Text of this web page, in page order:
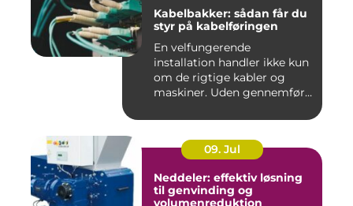
Kabelbakker: sådan får du
styr på kabelføringen
En velfungerende
installation handler ikke kun
om de rigtige kabler og
maskiner. Uden gennemført
09. Jul
Neddeler: effektiv løsning
til genvinding og
volumenreduktion